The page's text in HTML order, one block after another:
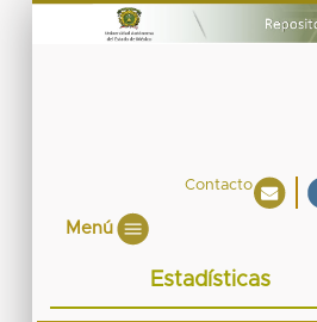
Contacto
Menú
Estadísticas